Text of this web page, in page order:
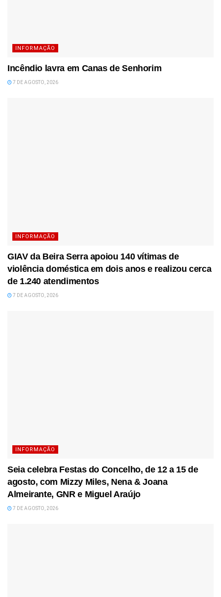
INFORMAÇÃO
Incêndio lavra em Canas de Senhorim
7 DE AGOSTO, 2026
INFORMAÇÃO
GIAV da Beira Serra apoiou 140 vítimas de
violência doméstica em dois anos e realizou cerca
de 1.240 atendimentos
7 DE AGOSTO, 2026
INFORMAÇÃO
Seia celebra Festas do Concelho, de 12 a 15 de
agosto, com Mizzy Miles, Nena & Joana
Almeirante, GNR e Miguel Araújo
7 DE AGOSTO, 2026